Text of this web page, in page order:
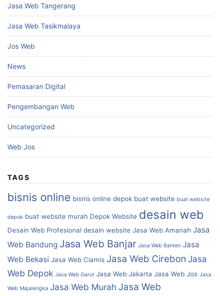
Jasa Web Tangerang
Jasa Web Tasikmalaya
Jos Web
News
Pemasaran Digital
Pengembangan Web
Uncategorized
Web Jos
TAGS
bisnis online bisnis online depok buat website buat website
depok buat website murah Depok Website desain web
Desain Web Profesional desain website Jasa Web Amanah Jasa
Web Bandung Jasa Web Banjar Jasa Web Banten Jasa
Web Bekasi Jasa Web Ciamis Jasa Web Cirebon Jasa
Web Depok Jasa Web Garut Jasa Web Jakarta Jasa Web Jos Jasa
Web Majalengka Jasa Web Murah Jasa Web